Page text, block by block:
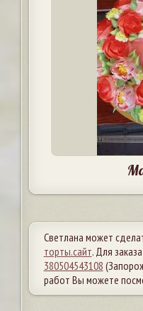
Светлана может
торты.сайт. Для
380504543108
работ Вы можете